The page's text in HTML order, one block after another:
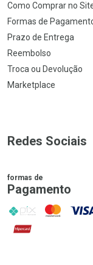
Como Comprar no
Formas de
Prazo de Entrega
Reembolso
Troca ou Devolução
Marketplace
Redes Sociais
formas de
Pagamento
PIX MasterCard
VISA
Hipercard